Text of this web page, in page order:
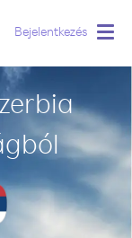
Bejelentkezés